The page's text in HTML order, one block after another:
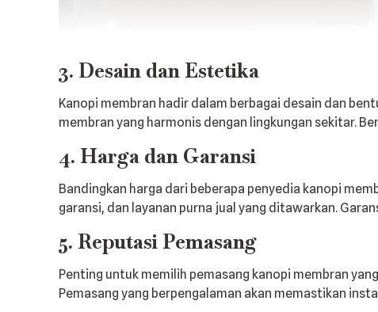
3. Desain dan Estetika
Kanopi membran hadir dalam berbagai desain dan
membran yang harmonis dengan lingkungan sekitar.
4. Harga dan Garansi
Bandingkan harga dari beberapa penyedia kanopi
garansi, dan layanan purna jual yang ditawarkan.
5. Reputasi Pemasang
Penting untuk memilih pemasang kanopi membran
Pemasang yang berpengalaman akan memastikan